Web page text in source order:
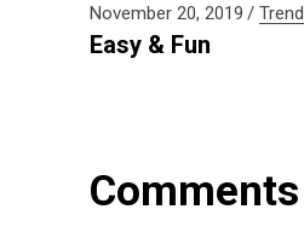
November 20, 2019 Trend
Easy & Fun
Comments